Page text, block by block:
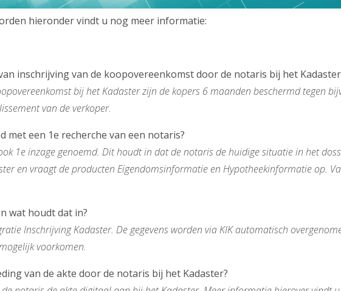
hieronder vindt u nog meer informatie:
inschrijving van de koopovereenkomst door de notaris bij het
bij het Kadaster zijn de kopers 6 maanden beschermd tegen
van de verkoper.
met een 1e recherche van een notaris?
1e inzage genoemd. Dit houdt in dat de notaris de huidige situatie in het
en vraagt de producten Eigendomsinformatie en Hypotheekinformatie op.
wat houdt dat in?
Inschrijving Kadaster. De gegevens worden via KIK automatisch
voorkomen.
van de akte door de notaris bij het Kadaster?